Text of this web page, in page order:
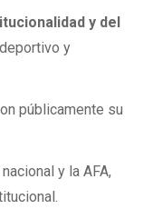
y del
y
públicamente su
y la AFA,